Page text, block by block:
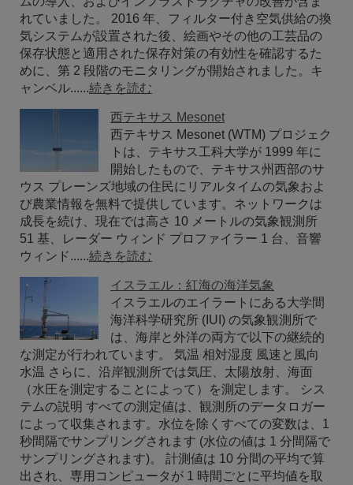
れていました。 2016 年、フィルター付き空気供給の換
気システムが設置された後、絵画やその他の工芸品の
保存状態と適用された保存対策の有効性を確認するた
めに、第 2 段階のモニタリングが開始されました。キ
ャンベル......続きを読む
西テキサス Mesonet
西テキサス Mesonet (WTM) プロジェク
トは、テキサス工科大学が 1999 年に
開始したもので、テキサス州西部のサ
ウス プレーンズ地域の住民にリアルタイムの気象およ
び農業情報を無料で提供しています。ネットワークは
成長を続け、現在では高さ 10 メートルの気象観測所
51 基、レーダー ウィンド プロファイラー 1 台、音響
ウィンド......続きを読む
イスラエル：紅海の海洋気象
イスラエルのエイラートにある大学間
海洋科学研究所 (IUI) の気象観測所で
は、海岸と外洋の両方で以下の継続的
な測定が行われています。 気温 相対湿度 風速と風向
水温 さらに、沿岸観測所では気圧、太陽放射、海面
（水圧を測定することによって）を測定します。 シス
テムの説明 すべての測定値は、観測所のデータロガー
によって収集されます。水位を除くすべての変数は、1
秒間隔でサンプリングされます (水位の値は 1 分間隔で
サンプリングされます)。 計測値は 10 分間の平均で算
出され、専用コンピュータが 1 時間ごとに平均値を取